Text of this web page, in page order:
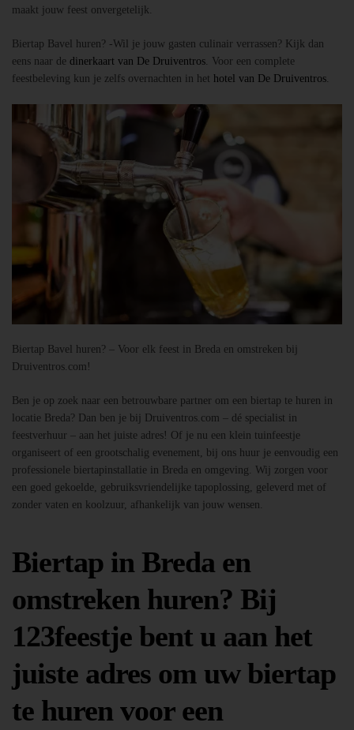
maakt jouw feest onvergetelijk.
Biertap Bavel huren? -Wil je jouw gasten culinair verrassen? Kijk dan
eens naar de dinerkaart van De Druiventros. Voor een complete
feestbeleving kun je zelfs overnachten in het hotel van De Druiventros.
Biertap Bavel huren? – Voor elk feest in Breda en omstreken bij
Druiventros.com!
Ben je op zoek naar een betrouwbare partner om een biertap te huren in
locatie Breda? Dan ben je bij Druiventros.com – dé specialist in
feestverhuur – aan het juiste adres! Of je nu een klein tuinfeestje
organiseert of een grootschalig evenement, bij ons huur je eenvoudig een
professionele biertapinstallatie in Breda en omgeving. Wij zorgen voor
een goed gekoelde, gebruiksvriendelijke tapoplossing, geleverd met of
zonder vaten en koolzuur, afhankelijk van jouw wensen.
Biertap in Breda en
omstreken huren? Bij
123feestje bent u aan het
juiste adres om uw biertap
te huren voor een